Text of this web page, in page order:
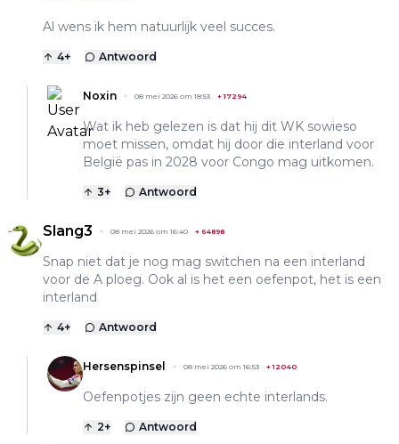
Al wens ik hem natuurlijk veel succes.
4+ Antwoord
Noxin 08 mei 2026 om 18:53 +17294
Wat ik heb gelezen is dat hij dit WK sowieso
moet missen, omdat hij door die interland voor
België pas in 2028 voor Congo mag uitkomen.
3+ Antwoord
Slang3 08 mei 2026 om 16:40 + 64898
Snap niet dat je nog mag switchen na een interland
voor de A ploeg. Ook al is het een oefenpot, het is een
interland
4+ Antwoord
Hersenspinsel 08 mei 2026 om 16:53 +12040
Oefenpotjes zijn geen echte interlands.
2+ Antwoord